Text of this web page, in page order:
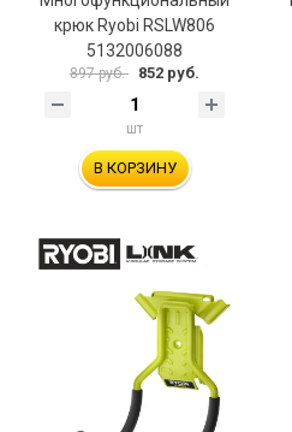
крюк Ryobi RSLW806
5132006088
897 руб. 852 руб.
шт
В КОРЗИНУ